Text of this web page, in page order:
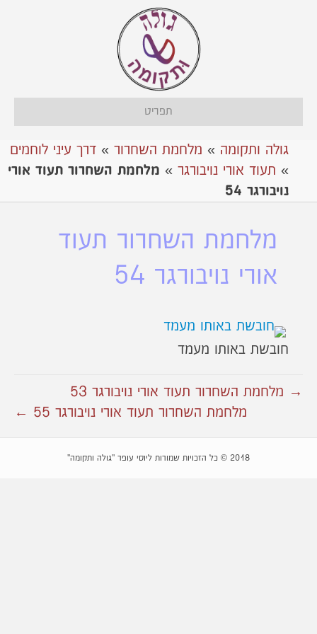
תפריט
גולה ותקומה » מלחמת השחרור » דרך עיני לוחמים
» תעוד אורי נויבורגר » מלחמת השחרור תעוד אורי
נויבורגר 54
מלחמת השחרור תעוד
אורי נויבורגר 54
חובשת באותו מעמד
→ מלחמת השחרור תעוד אורי נויבורגר 53
מלחמת השחרור תעוד אורי נויבורגר 55 ←
2018 © כל הזכויות שמורות ליוסי עופר "גולה ותקומה"